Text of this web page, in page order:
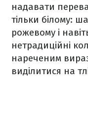
надавати
тільки білому:
рожевому і
нетрадиційні
нареченим
виділитися на